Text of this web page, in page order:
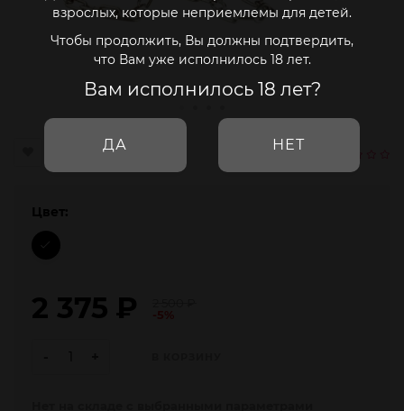
взрослых, которые неприемлемы для детей.
Чтобы продолжить, Вы должны подтвердить,
что Вам уже исполнилось 18 лет.
Вам исполнилось 18 лет?
ДА НЕТ
Цвет:
2 375 ₽